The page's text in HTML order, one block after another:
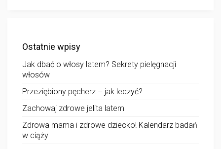
Ostatnie wpisy
Jak dbać o włosy latem? Sekrety pielęgnacji
włosów
Przeziębiony pęcherz – jak leczyć?
Zachowaj zdrowe jelita latem
Zdrowa mama i zdrowe dziecko! Kalendarz badań
w ciąży